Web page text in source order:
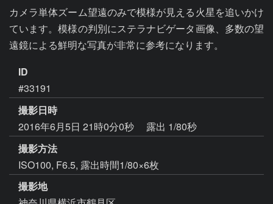
カメラ単体ズーム望遠のみで模様が見える火星を追いかけ
ています。模様の判別にステラナビゲータ画像、多数の望
遠鏡による鮮明な写真が非常に参考になります。
ID
#33191
撮影日時
2016年6月5日 21時0分0秒
露出 1/80秒
撮影方法
ISO100, F6.5, 露出時間1/80×6枚
撮影地